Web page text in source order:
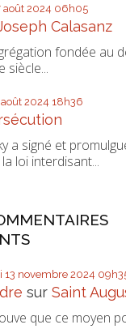
août 2024 06h05
Calasanz
fondée au
siècle...
août 2024 18h36
a signé et
loi interdisant...
13 novembre 2024
sur Saint
que ce moyen